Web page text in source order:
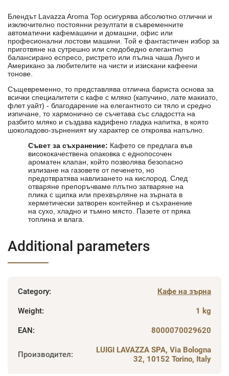
Блендът Lavazza Aroma Top осигурява абсолютно отлични и
изключително постоянни резултати в съвременните
автоматични кафемашини и домашни, офис или
професионални лостови машини. Той е фантастичен избор за
приготвяне на сутрешно или следобедно елегантно
балансирано еспресо, ристрето или пълна чаша Лунго и
Американо за любителите на чисти и изискани кафеени
тонове.
Същевременно, то представлява отлична бариста основа за
всички специалитети с кафе с мляко (капучино, лате макиато,
флет уайт) - благодарение на елегантното си тяло и средно
изпичане, то хармонично се съчетава със сладостта на
разбито мляко и създава кадифено гладка напитка, в която
шоколадово-зърненият му характер се откроява напълно.
Съвет за съхранение: Кафето се предлага във
висококачествена опаковка с еднопосочен
ароматен клапан, който позволява безопасно
излизане на газовете от печенето, но
предотвратява навлизането на кислород. След
отваряне препоръчваме плътно затваряне на
плика с щипка или прехвърляне на зърната в
херметически затворен контейнер и съхранение
на сухо, хладно и тъмно място. Пазете от пряка
топлина и влага.
Additional parameters
Category: Кафе на зърна
Weight: 1 kg
EAN: 8000070029620
Производител:
LUIGI LAVAZZA SPA, Via Bologna
32, 10152 Torino, Italy